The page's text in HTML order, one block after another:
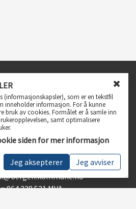
n
(informasjonskapsler), som er en tekstfil
inneholder informasjon. For å kunne
bruk av cookies. Formålet er å samle inn
samt optimalisere
siden for mer informasjon
Jeg aksepterer Jeg avviser
Infosenter
og svar
vilkår og betingelser
55 56 55 56
964 338 531 MVA